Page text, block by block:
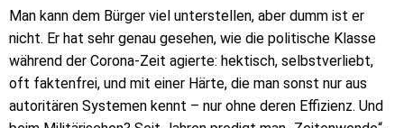
Man kann dem Bürger viel unterstellen, aber dumm ist er
nicht. Er hat sehr genau gesehen, wie die politische Klasse
während der Corona-Zeit agierte: hektisch, selbstverliebt,
oft faktenfrei, und mit einer Härte, die man sonst nur aus
autoritären Systemen kennt – nur ohne deren Effizienz. Und